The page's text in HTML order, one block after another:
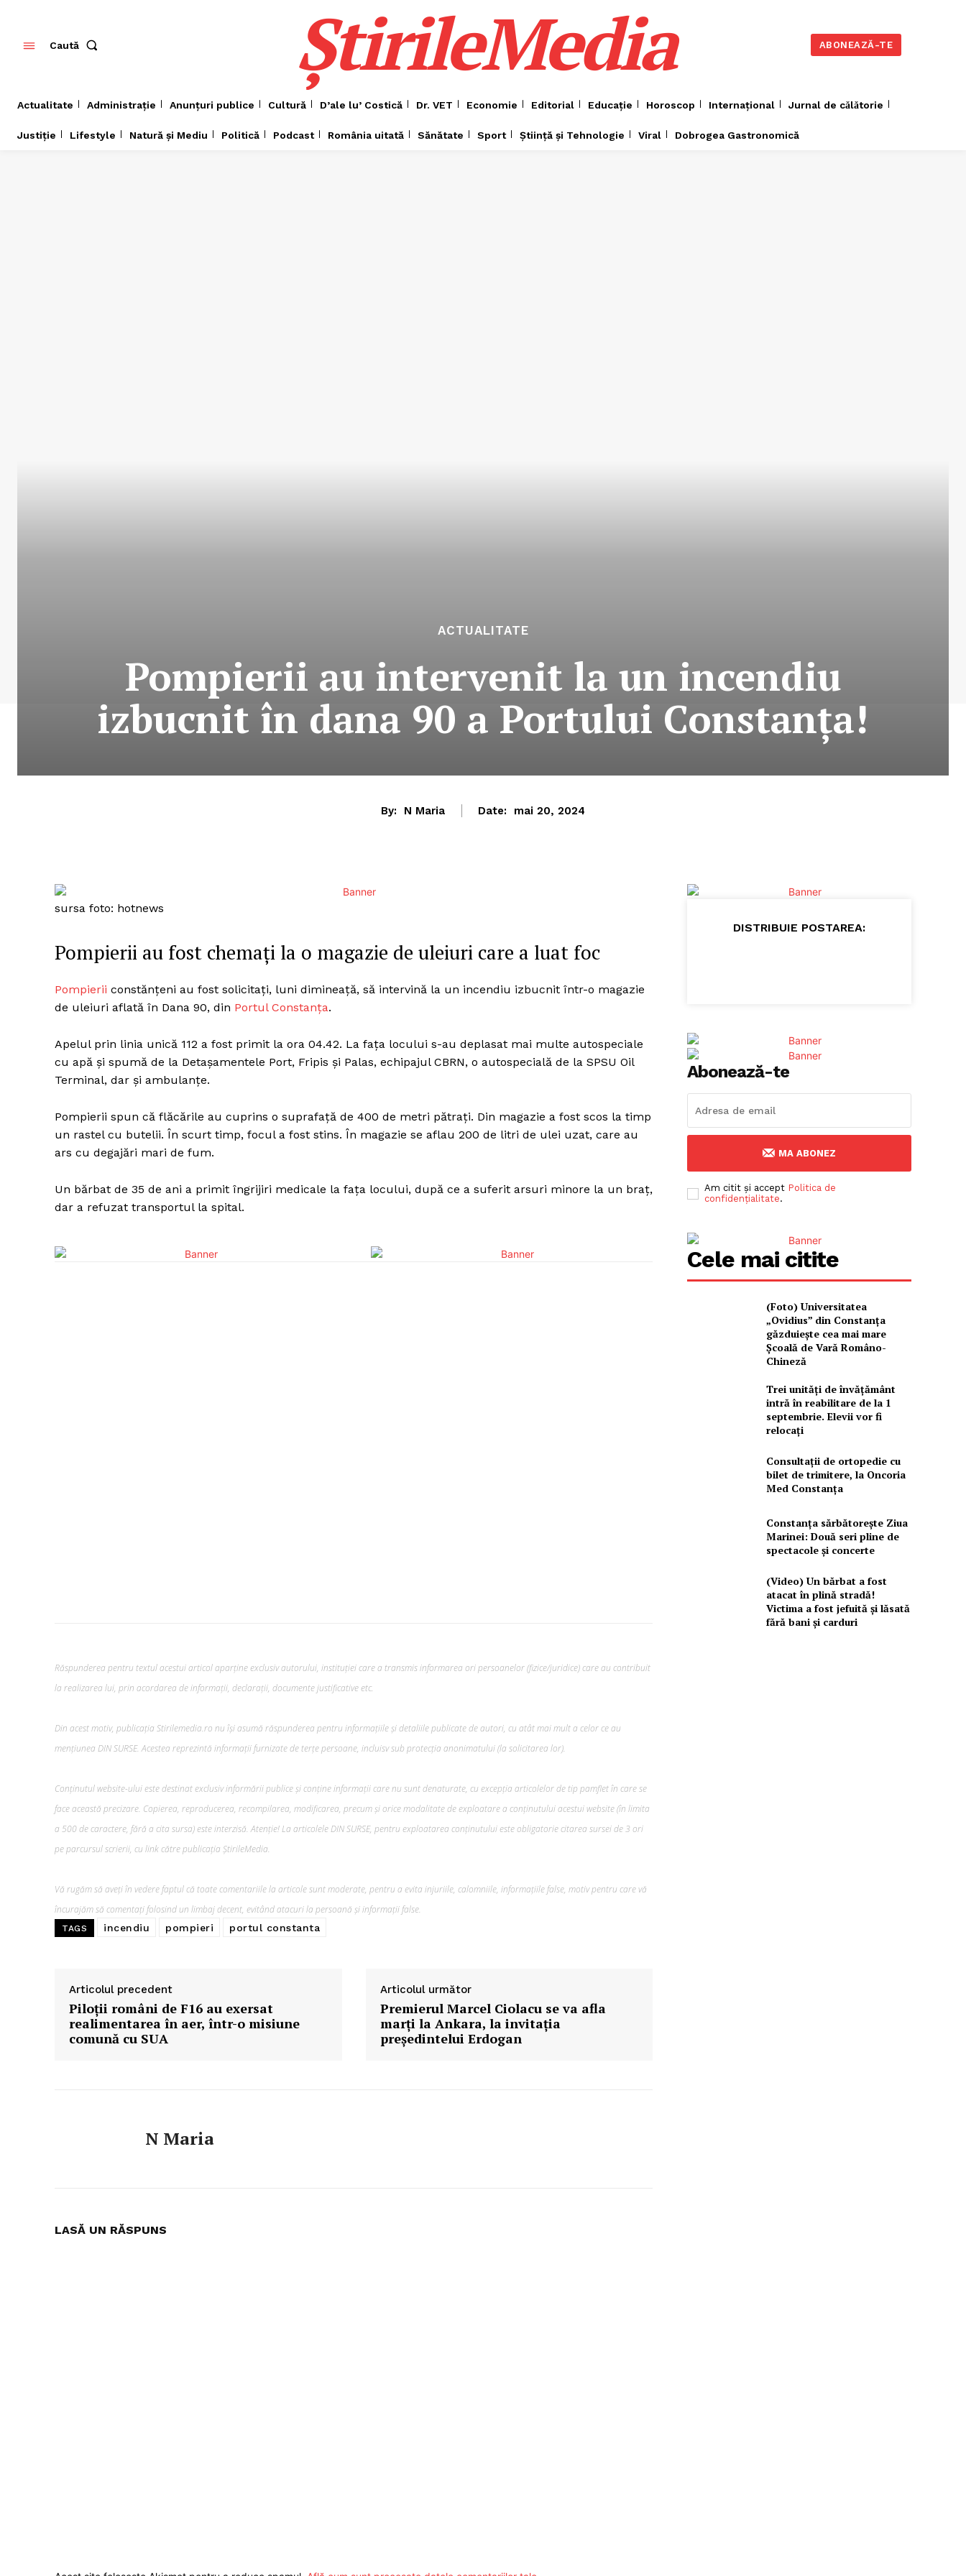
Caută ȘtirileMedia ABONEAZĂ-TE
Actualitate Administrație Anunțuri publice Cultură D’ale lu’ Costică Dr. VET Economie Editorial Educație Horoscop Internațional Jurnal de cǎlǎtorie
Justiție Lifestyle Natură și Mediu Politică Podcast România uitată Sănătate Sport Știință și Tehnologie Viral Dobrogea Gastronomică
ACTUALITATE
Pompierii au intervenit la un incendiu
izbucnit în dana 90 a Portului Constanţa!
By: N Maria Date: mai 20, 2024
sursa foto: hotnews
Pompierii au fost chemaţi la o magazie de uleiuri care a luat foc
Pompierii constănţeni au fost solicitaţi, luni dimineaţă, să intervină la un incendiu izbucnit într-o magazie
de uleiuri aflată în Dana 90, din Portul Constanţa.
Apelul prin linia unică 112 a fost primit la ora 04.42. La faţa locului s-au deplasat mai multe autospeciale
cu apă şi spumă de la Detaşamentele Port, Fripis şi Palas, echipajul CBRN, o autospecială de la SPSU Oil
Terminal, dar şi ambulanţe.
Pompierii spun că flăcările au cuprins o suprafaţă de 400 de metri pătraţi. Din magazie a fost scos la timp
un rastel cu butelii. În scurt timp, focul a fost stins. În magazie se aflau 200 de litri de ulei uzat, care au
ars cu degajări mari de fum.
Un bărbat de 35 de ani a primit îngrijiri medicale la faţa locului, după ce a suferit arsuri minore la un braţ,
dar a refuzat transportul la spital.
Răspunderea pentru textul acestui articol aparține exclusiv autorului, instituției care a transmis informarea ori persoanelor (fizice/juridice) care au contribuit
la realizarea lui, prin acordarea de informații, declarații, documente justificative etc.
Din acest motiv, publicația Stirilemedia.ro nu își asumă răspunderea pentru informațiile și detaliile publicate de autori, cu atât mai mult a celor ce au
mențiunea DIN SURSE. Acestea reprezintă informații furnizate de terțe persoane, incluisv sub protecția anonimatului (la solicitarea lor).
Conținutul website-ului este destinat exclusiv informării publice și conține informații care nu sunt denaturate, cu excepția articolelor de tip pamflet în care se
face această precizare. Copierea, reproducerea, recompilarea, modificarea, precum şi orice modalitate de exploatare a conținutului acestui website (în limita
a 500 de caractere, fără a cita sursa) este interzisă. Atenție! La articolele DIN SURSE, pentru exploatarea conținutului este obligatorie citarea sursei de 3 ori
pe parcursul scrierii, cu link către publicația ȘtirileMedia.
Vă rugăm să aveți în vedere faptul că toate comentariile la articole sunt moderate, pentru a evita injuriile, calomniile, informațiile false, motiv pentru care vă
încurajăm să comentați folosind un limbaj decent, evitând atacuri la persoană și informații false.
TAGS incendiu pompieri portul constanta
Articolul precedent
Piloţii români de F16 au exersat
realimentarea în aer, într-o misiune
comună cu SUA
Articolul următor
Premierul Marcel Ciolacu se va afla
marţi la Ankara, la invitaţia
preşedintelui Erdogan
N Maria
LASĂ UN RĂSPUNS
DISTRIBUIE POSTAREA:
Abonează-te
MA ABONEZ
Am citit și accept Politica de
confidențialitate.
Cele mai citite
(Foto) Universitatea
„Ovidius” din Constanța
găzduiește cea mai mare
Școală de Vară Româno-
Chineză
Trei unități de învățământ
intră în reabilitare de la 1
septembrie. Elevii vor fi
relocați
Consultații de ortopedie cu
bilet de trimitere, la Oncoria
Med Constanța
Constanța sărbătorește Ziua
Marinei: Două seri pline de
spectacole și concerte
(Video) Un bărbat a fost
atacat în plină stradă!
Victima a fost jefuită și lăsată
fără bani și carduri